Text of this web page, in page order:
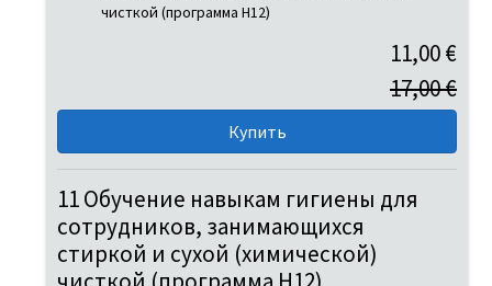
11 Обучение навыкам гигиены для
сотрудников, занимающихся
стиркой и сухой (химической)
чисткой (программа H12)
11,00 €
17,00 €